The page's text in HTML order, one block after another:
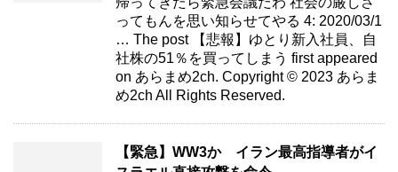
ってもんを思い知らせてやる 4: 2020/03/1
… The post 【悲報】ゆとり新入社員、自
社株の51％を買ってしまう first appeared
on あらまめ2ch. Copyright © 2023 あらま
め2ch All Rights Reserved.
【緊急】WW3か イラン最高指導者がイ